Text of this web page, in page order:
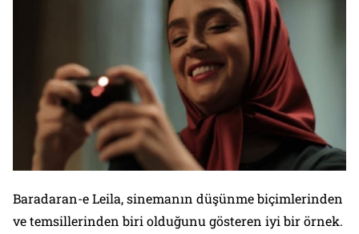
Baradaran-e Leila, sinemanın düşünme biçimlerinden
ve temsillerinden biri olduğunu gösteren iyi bir örnek.